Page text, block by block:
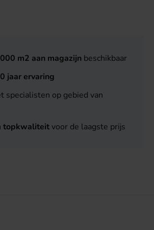
m2 aan magazijn beschikbaar
jaar ervaring
specialisten op gebied van
topkwaliteit voor de laagste prijs